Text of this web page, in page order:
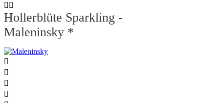
 
Hollerblüte Sparkling -
Maleninsky *



